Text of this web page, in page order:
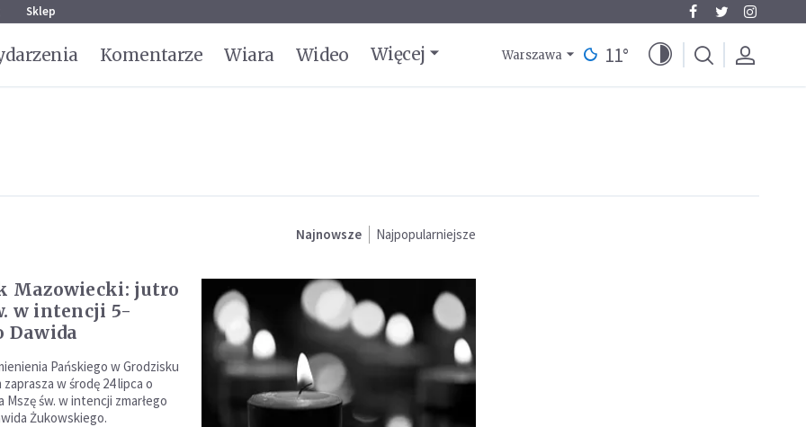
Sklep
Komentarze Wiara Wideo Więcej Warszawa 11°
Najnowsze Najpopularniejsze
Mazowiecki: jutro
w intencji 5-
Dawida
Pańskiego w Grodzisku
w środę 24 lipca o
Mszę św. w intencji zmarłego
Żukowskiego.